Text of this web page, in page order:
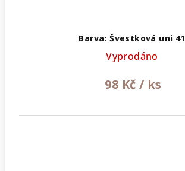
Barva: Švestková uni 41
Vyprodáno
98 Kč / ks